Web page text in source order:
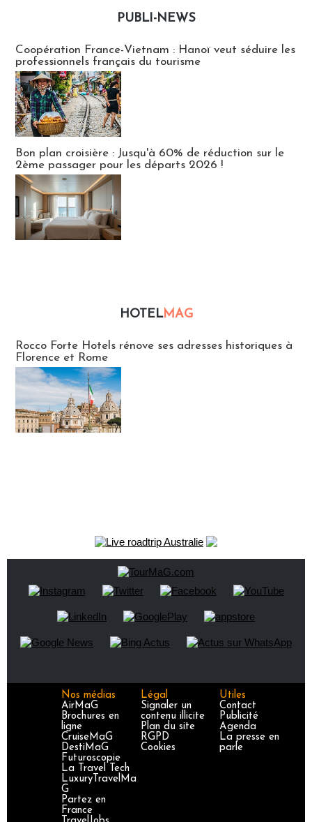
PUBLI-NEWS
Coopération France-Vietnam : Hanoï veut séduire les
professionnels français du tourisme
Bon plan croisière : Jusqu'à 60% de réduction sur le
2ème passager pour les départs 2026 !
HOTELMAG
Rocco Forte Hotels rénove ses adresses historiques à
Florence et Rome
Nos médias
AirMaG
Brochures en
ligne
CruiseMaG
DestiMaG
Futuroscopie
La Travel Tech
LuxuryTravelMa
G
Partez en
France
Légal
Signaler un
contenu illicite
Plan du site
RGPD
Cookies
Utiles
Contact
Publicité
Agenda
La presse en
parle